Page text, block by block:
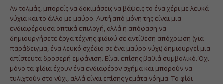
Αν τολμάς, μπορείς να δοκιμάσεις να βάψεις το ένα χέρι με λευκά
νύχια και το άλλο με μαύρο. Αυτή από μόνη της είναι μια
ενδιαφέρουσα οπτικά επιλογή, αλλά η απόφαση να
δημιουργήσετε έργα τέχνης φιδιού σε αντίθεση απόχρωση (για
παράδειγμα, ένα λευκό σχέδιο σε ένα μαύρο νύχι) δημιουργεί μια
απίστευτα δροσερή εμφάνιση. Είναι επίσης βαθιά συμβολικό. Όχι
μόνο τα φίδια έχουν ένα ενδιαφέρον σχήμα και μπορούν να
τυλιχτούν στο νύχι, αλλά είναι επίσης γεμάτα νόημα. Το φίδι